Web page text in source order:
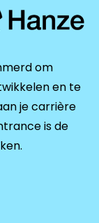
om
en te
je carrière
is de